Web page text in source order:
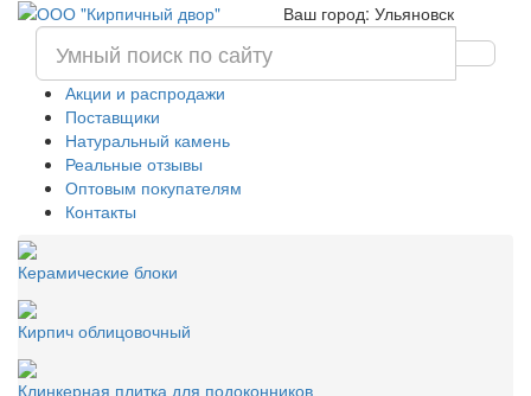
Ваш город: Ульяновск
Акции и распродажи
Поставщики
Натуральный камень
Реальные отзывы
Оптовым покупателям
Контакты
Керамические блоки
Кирпич облицовочный
Клинкерная плитка для подоконников